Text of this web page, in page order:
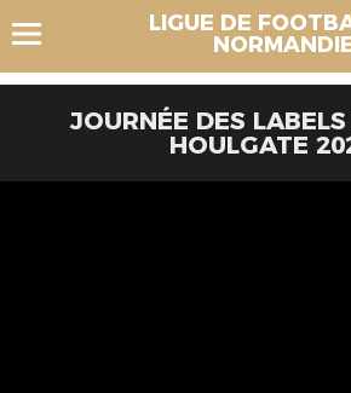
LIGUE DE
JOURNÉE DES
HOULGATE